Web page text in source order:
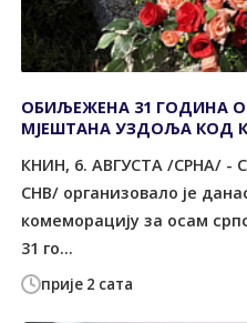
прије 2 сата
ОБИЉЕЖЕНА 31 ГОДИНА
МЈЕШТАНА УЗДОЉА КОД
КНИН, 6. АВГУСТА /СРНА/ -
СНВ/ организовало је
комеморацију за осам
31 го...